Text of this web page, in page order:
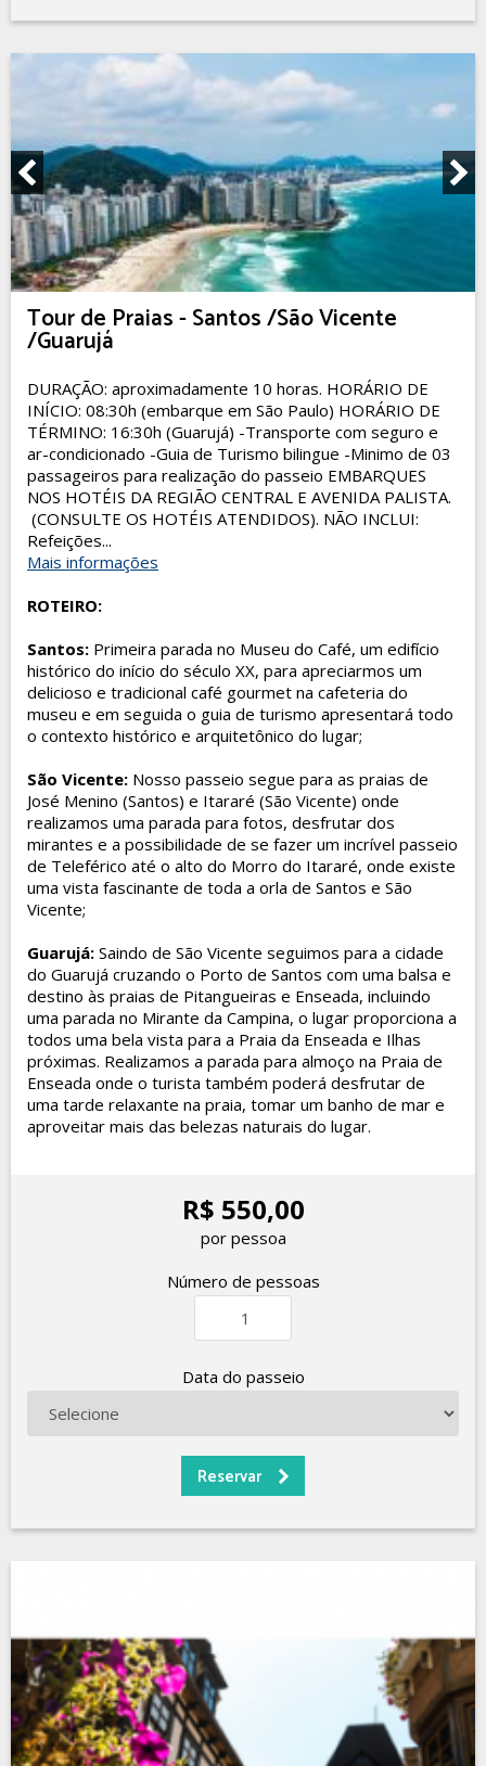
Tour de Praias - Santos /São Vicente
/Guarujá
DURAÇÃO: aproximadamente 10 horas. HORÁRIO DE
INÍCIO: 08:30h (embarque em São Paulo) HORÁRIO DE
TÉRMINO: 16:30h (Guarujá) -Transporte com seguro e
ar-condicionado -Guia de Turismo bilingue -Minimo de 03
passageiros para realização do passeio EMBARQUES
NOS HOTÉIS DA REGIÃO CENTRAL E AVENIDA PALISTA.
(CONSULTE OS HOTÉIS ATENDIDOS). NÃO INCLUI:
Refeições...
Mais informações
ROTEIRO:
Santos: Primeira parada no Museu do Café, um edifício
histórico do início do século XX, para apreciarmos um
delicioso e tradicional café gourmet na cafeteria do
museu e em seguida o guia de turismo apresentará todo
o contexto histórico e arquitetônico do lugar;
São Vicente: Nosso passeio segue para as praias de
José Menino (Santos) e Itararé (São Vicente) onde
realizamos uma parada para fotos, desfrutar dos
mirantes e a possibilidade de se fazer um incrível passeio
de Teleférico até o alto do Morro do Itararé, onde existe
uma vista fascinante de toda a orla de Santos e São
Vicente;
Guarujá: Saindo de São Vicente seguimos para a cidade
do Guarujá cruzando o Porto de Santos com uma balsa e
destino às praias de Pitangueiras e Enseada, incluindo
uma parada no Mirante da Campina, o lugar proporciona a
todos uma bela vista para a Praia da Enseada e Ilhas
próximas. Realizamos a parada para almoço na Praia de
Enseada onde o turista também poderá desfrutar de
uma tarde relaxante na praia, tomar um banho de mar e
aproveitar mais das belezas naturais do lugar.
R$ 550,00
por pessoa
Número de pessoas
Data do passeio